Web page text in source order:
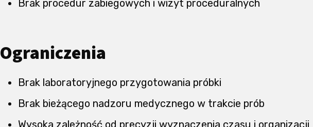
Brak procedur zabiegowych i wizyt proceduralnych
Ograniczenia
Brak laboratoryjnego przygotowania próbki
Brak bieżącego nadzoru medycznego w trakcie prób
Wysoka zależność od precyzji wyznaczenia czasu i organizacji